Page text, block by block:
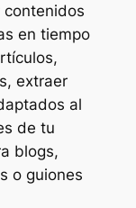
contenidos
en tiempo
extraer
al
de tu
blogs,
o guiones